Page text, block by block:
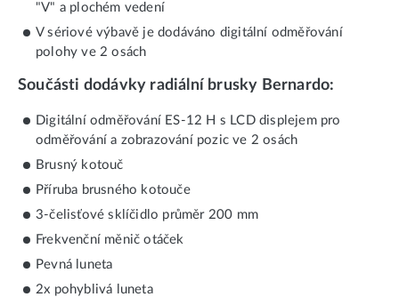
"V" a plochém vedení
V sériové výbavě je dodáváno digitální odměřování
polohy ve 2 osách
Součásti dodávky radiální brusky Bernardo:
Digitální odměřování ES-12 H s LCD displejem pro
odměřování a zobrazování pozic ve 2 osách
Brusný kotouč
Příruba brusného kotouče
3-čelisťové sklíčidlo průměr 200 mm
Frekvenční měnič otáček
Pevná luneta
2x pohyblivá luneta